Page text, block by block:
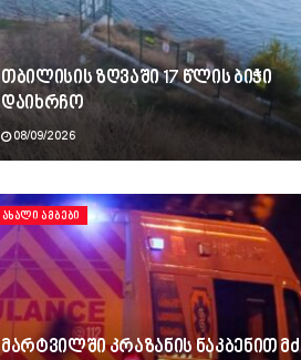
თბილისის ზღვაში 17 წლის ბიჭი
დაიხრჩო
08/09/2026
ᲐᲮᲐᲚᲘ ᲐᲛᲑᲔᲑᲘ
მარტვილში კრაზანის ნაკბენით